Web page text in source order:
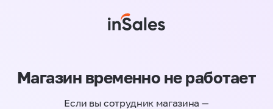
Магазин временно не работает
Если вы сотрудник магазина —